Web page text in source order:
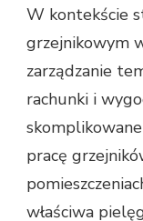
W kontekście
grzejnikowym
zarządzanie
rachunki i
pracę
właściwa